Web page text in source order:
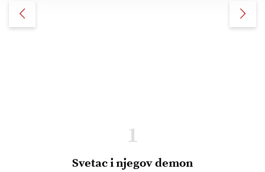
1
Svetac i njegov demon